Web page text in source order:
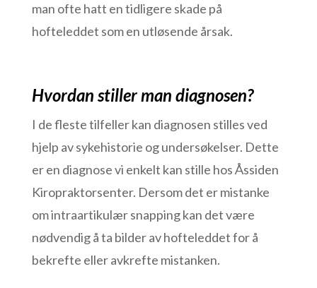
man ofte hatt en tidligere skade på
hofteleddet som en utløsende årsak.
Hvordan stiller man diagnosen?
I de fleste tilfeller kan diagnosen stilles ved
hjelp av sykehistorie og undersøkelser. Dette
er en diagnose vi enkelt kan stille hos Åssiden
Kiropraktorsenter. Dersom det er mistanke
om intraartikulær snapping kan det være
nødvendig å ta bilder av hofteleddet for å
bekrefte eller avkrefte mistanken.